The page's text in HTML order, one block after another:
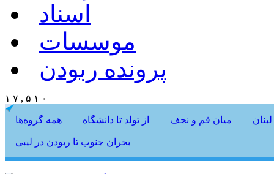
اسناد
موسسات
پرونده ربودن
۱ ۷ , ۵ ۱ ۰
همه گروه‌ها از تولد تا دانشگاه میان قم و نجف
بحران جنوب تا ربودن در لیبی